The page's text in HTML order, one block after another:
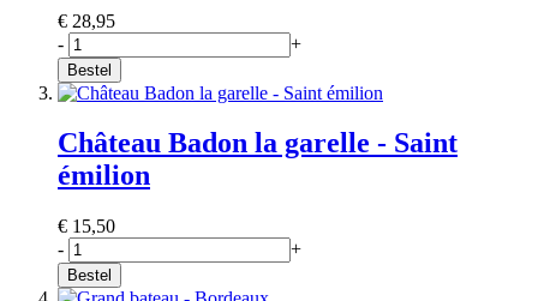
€ 28,95
-
+
Bestel
Château Badon la garelle - Saint
émilion
€ 15,50
-
+
Bestel